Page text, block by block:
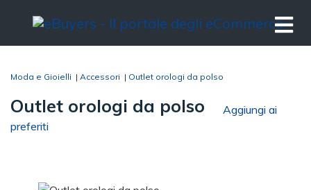
Moda e Gioielli | Accessori | Outlet orologi da polso
Outlet orologi da polso
Aggiungi ai
preferiti